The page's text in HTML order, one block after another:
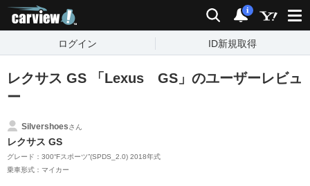
検索 通知
i
ログイン ID新規取得
レクサス GS 「Lexus GS」のユーザーレビュ
ー
Silvershoesさん
レクサス GS
グレード：300“Fスポーツ”(SPDS_2.0) 2018年式
乗車形式：マイカー